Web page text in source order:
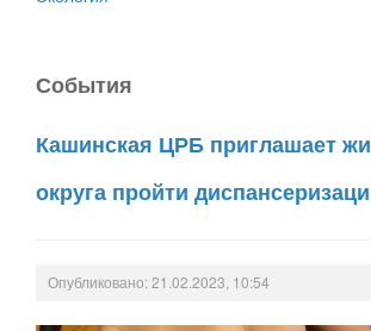
События
Кашинская ЦРБ приглашает
округа пройти
Опубликовано: 21.02.2023, 10:54